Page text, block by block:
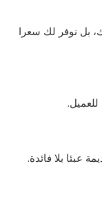
بل نوفر لك سعرا
للعميل.
عبئا بلا فائدة.